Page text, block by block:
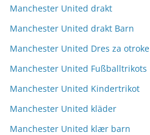
Manchester United drakt
Manchester United drakt Barn
Manchester United Dres za otroke
Manchester United Fußballtrikots
Manchester United Kindertrikot
Manchester United kläder
Manchester United klær barn